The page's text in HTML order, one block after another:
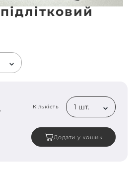
Кількість 1 шт.
Додати у кошик